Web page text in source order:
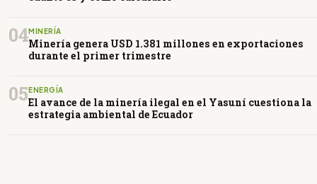
04MINERÍA
Minería genera USD 1.381 millones en exportaciones
durante el primer trimestre
05 ENERGÍA
El avance de la minería ilegal en el Yasuní cuestiona la
estrategia ambiental de Ecuador